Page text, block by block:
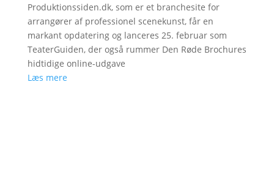
Produktionssiden.dk, som er et branchesite for
arrangører af professionel scenekunst, får en
markant opdatering og lanceres 25. februar som
TeaterGuiden, der også rummer Den Røde Brochures
hidtidige online-udgave
Læs mere